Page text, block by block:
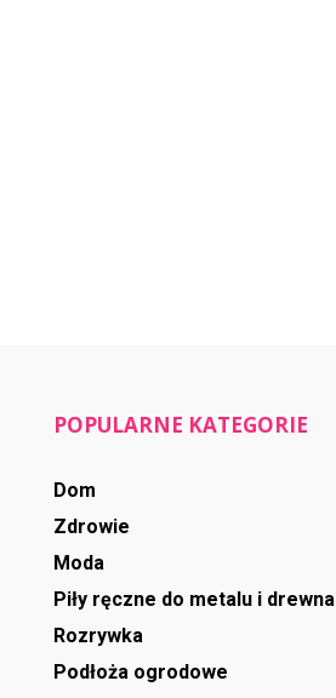
POPULARNE KATEGORIE
Dom
Zdrowie
Moda
Piły ręczne do metalu i drewna
Rozrywka
Podłoża ogrodowe